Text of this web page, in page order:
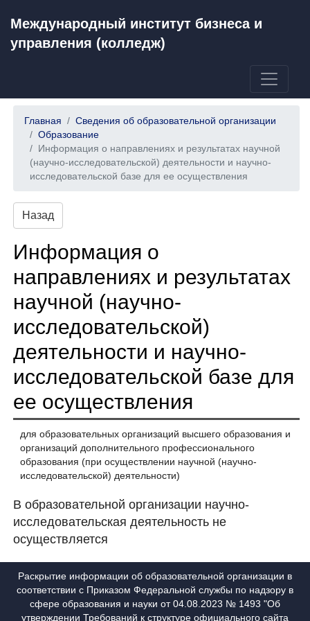
Международный институт бизнеса и
управления (колледж)
Главная
Сведения об образовательной организации
Образование
Информация о направлениях и результатах научной
(научно-исследовательской) деятельности и научно-
исследовательской базе для ее осуществления
Назад
Информация о
направлениях и результатах
научной (научно-
исследовательской)
деятельности и научно-
исследовательской базе для
ее осуществления
для образовательных организаций высшего образования и
организаций дополнительного профессионального
образования (при осуществлении научной (научно-
исследовательской) деятельности)
В образовательной организации научно-
исследовательская деятельность не
осуществляется
Раскрытие информации об образовательной организации в
соответствии с Приказом Федеральной службы по надзору в
сфере образования и науки от 04.08.2023 № 1493 "Об
утверждении Требований к структуре официального сайта